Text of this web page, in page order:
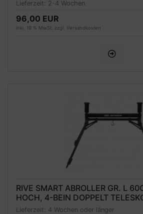
Lieferzeit: 2-4 Wochen
96,00 EUR
inkl. 19 % MwSt. zzgl. Versandkosten
RIVE SMART ABROLLER GR. L
HOCH, 4-BEIN DOPPELT
2024
Lieferzeit: 4 Wochen oder länger